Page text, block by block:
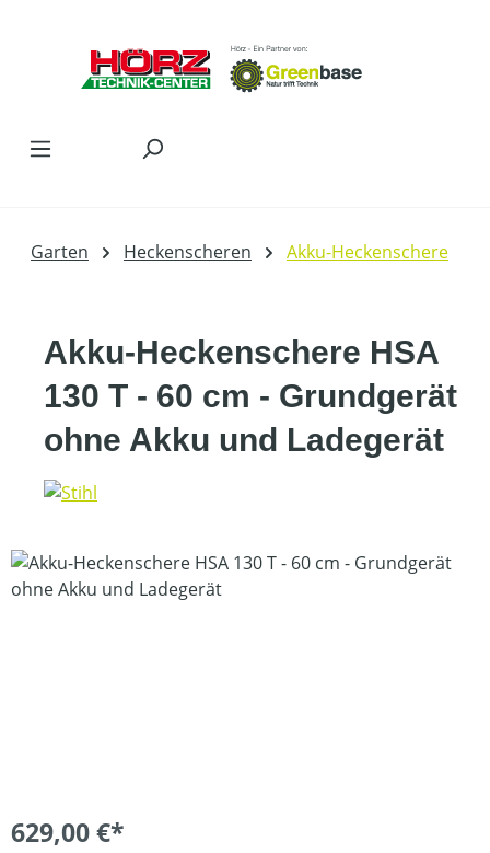
Garten Heckenscheren Akku-Heckenschere
Akku-Heckenschere HSA
130 T - 60 cm - Grundgerät
ohne Akku und Ladegerät
Bildergalerie überspringen
629,00 €*